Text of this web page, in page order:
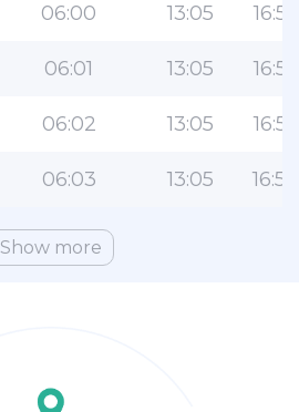
06:00 13:05 16:56
06:01 13:05 16:55
06:02 13:05 16:55
06:03 13:05 16:54
Show more